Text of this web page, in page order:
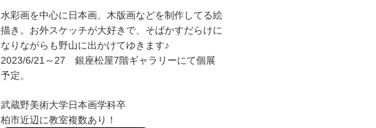
水彩画を中心に日本画、木版画などを制作してる絵
描き。お外スケッチが大好きで、そばかすだらけに
なりながらも野山に出かけてゆきます♪
2023/6/21～27 銀座松屋7階ギャラリーにて個展
予定。
武蔵野美術大学日本画学科卒
柏市近辺に教室複数あり！